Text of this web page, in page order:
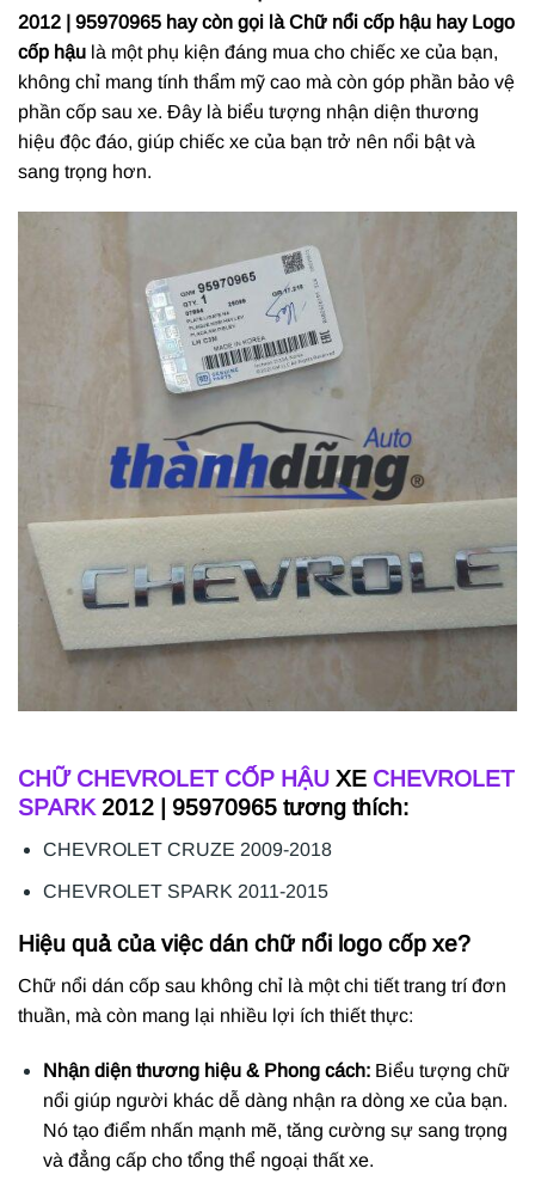
2012 | 95970965 hay còn gọi là Chữ nổi cốp hậu hay Logo
cốp hậu là một phụ kiện đáng mua cho chiếc xe của bạn,
không chỉ mang tính thẩm mỹ cao mà còn góp phần bảo vệ
phần cốp sau xe. Đây là biểu tượng nhận diện thương
hiệu độc đáo, giúp chiếc xe của bạn trở nên nổi bật và
sang trọng hơn.
CHỮ CHEVROLET CỐP HẬU XE CHEVROLET
SPARK2012 | 95970965 tương thích:
CHEVROLET CRUZE 2009-2018
CHEVROLET SPARK 2011-2015
Hiệu quả của việc dán chữ nổi logo cốp xe?
Chữ nổi dán cốp sau không chỉ là một chi tiết trang trí đơn
thuần, mà còn mang lại nhiều lợi ích thiết thực:
Nhận diện thương hiệu & Phong cách:Biểu tượng chữ
nổi giúp người khác dễ dàng nhận ra dòng xe của bạn.
Nó tạo điểm nhấn mạnh mẽ, tăng cường sự sang trọng
và đẳng cấp cho tổng thể ngoại thất xe.